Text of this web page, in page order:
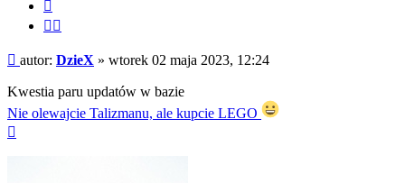
Post
autor: DzieX » wtorek 02 maja 2023, 12:24
Kwestia paru updatów w bazie
Nie olewajcie Talizmanu, ale kupcie LEGO